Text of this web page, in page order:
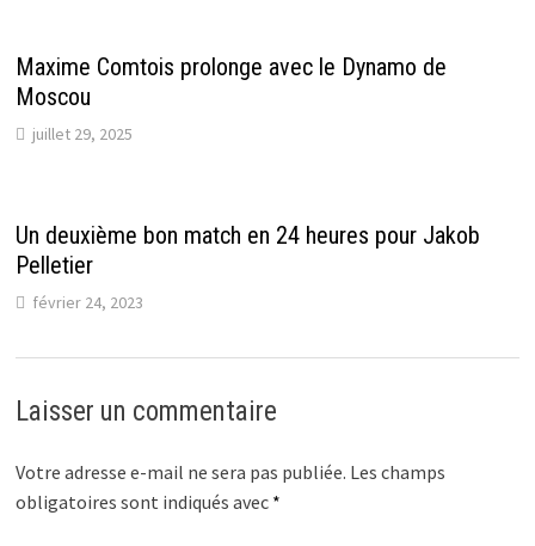
Maxime Comtois prolonge avec le Dynamo de
Moscou
juillet 29, 2025
Un deuxième bon match en 24 heures pour Jakob
Pelletier
février 24, 2023
Laisser un commentaire
Votre adresse e-mail ne sera pas publiée. Les champs
obligatoires sont indiqués avec *